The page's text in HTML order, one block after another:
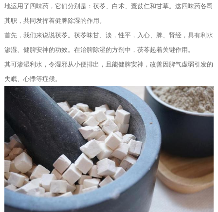
地运用了四味药，它们分别是：茯苓、白术、薏苡仁和甘草。这四味药各司
其职，共同发挥着健脾除湿的作用。
首先，我们来说说茯苓。茯苓味甘、淡，性平，入心、脾、肾经，具有利水
渗湿、健脾安神的功效。在治脾除湿的方剂中，茯苓起着关键作用。
其可渗湿利水，令湿邪从小便排出，且能健脾安神，改善因脾气虚弱引发的
失眠、心悸等症候。